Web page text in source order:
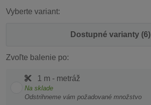
Vyberte variant:
Dostupné varianty (6)
Zvoľte balenie po:
1 m - metráž
Na sklade
Odstrihneme vám požadované množstvo